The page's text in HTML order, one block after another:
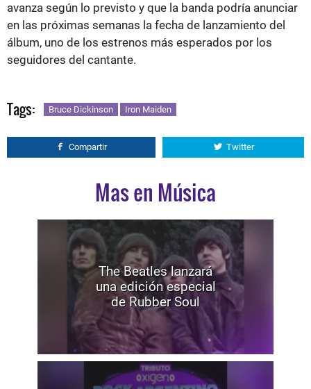
avanza según lo previsto y que la banda podría anunciar
en las próximas semanas la fecha de lanzamiento del
álbum, uno de los estrenos más esperados por los
seguidores del cantante.
Tags: Bruce Dickinson Iron Maiden
Compartir Twitter
Mas en Música
The Beatles lanzará
una edición especial
de Rubber Soul